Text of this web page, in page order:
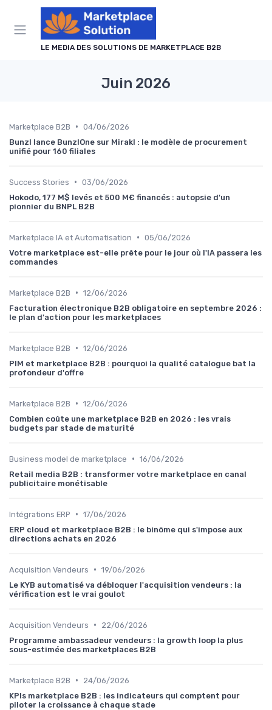
LE MEDIA DES SOLUTIONS DE MARKETPLACE B2B
Juin 2026
Marketplace B2B • 04/06/2026
Bunzl lance BunzlOne sur Mirakl : le modèle de procurement
unifié pour 160 filiales
Success Stories • 03/06/2026
Hokodo, 177 M$ levés et 500 M€ financés : autopsie d'un
pionnier du BNPL B2B
Marketplace IA et Automatisation • 05/06/2026
Votre marketplace est-elle prête pour le jour où l'IA passera les
commandes
Marketplace B2B • 12/06/2026
Facturation électronique B2B obligatoire en septembre 2026 :
le plan d'action pour les marketplaces
Marketplace B2B • 12/06/2026
PIM et marketplace B2B : pourquoi la qualité catalogue bat la
profondeur d'offre
Marketplace B2B • 12/06/2026
Combien coûte une marketplace B2B en 2026 : les vrais
budgets par stade de maturité
Business model de marketplace • 16/06/2026
Retail media B2B : transformer votre marketplace en canal
publicitaire monétisable
Intégrations ERP • 17/06/2026
ERP cloud et marketplace B2B : le binôme qui s'impose aux
directions achats en 2026
Acquisition Vendeurs • 19/06/2026
Le KYB automatisé va débloquer l'acquisition vendeurs : la
vérification est le vrai goulot
Acquisition Vendeurs •
22/06/2026
Programme ambassadeur vendeurs : la growth loop la plus
sous-estimée des marketplaces B2B
Marketplace B2B •
24/06/2026
KPIs marketplace B2B : les indicateurs qui comptent pour
piloter la croissance à chaque stade
Panneau de gestion des cookies